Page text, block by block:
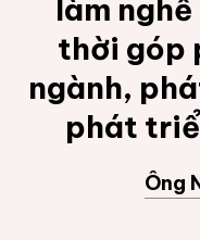
làm
thời góp
ngành,
phát
Ông